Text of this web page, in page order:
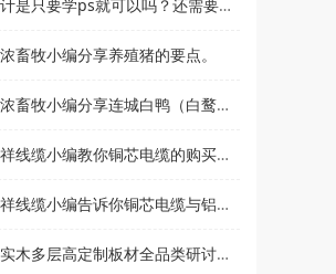
平面设计是只要学ps就可以吗？还需要学什么？和高新教育小编来了解
畜牧小编分享养殖猪的要点。
连城康浓畜牧小编分享连城白鸭（白鹜鸭）简介
福建乐祥线缆小编教你铜芯电缆的购买技巧？
福建乐祥线缆小编告诉你铜芯电缆与铝芯电缆各有什么优点
平安树实木多层高定制板材全品类研讨会暨2021***经销商大会即将盛大召开